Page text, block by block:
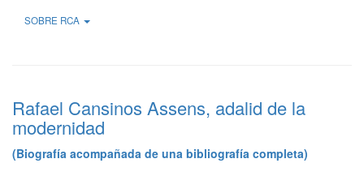
SOBRE RCA
Rafael Cansinos Assens, adalid de la
modernidad
(Biografía acompañada de una bibliografía completa)